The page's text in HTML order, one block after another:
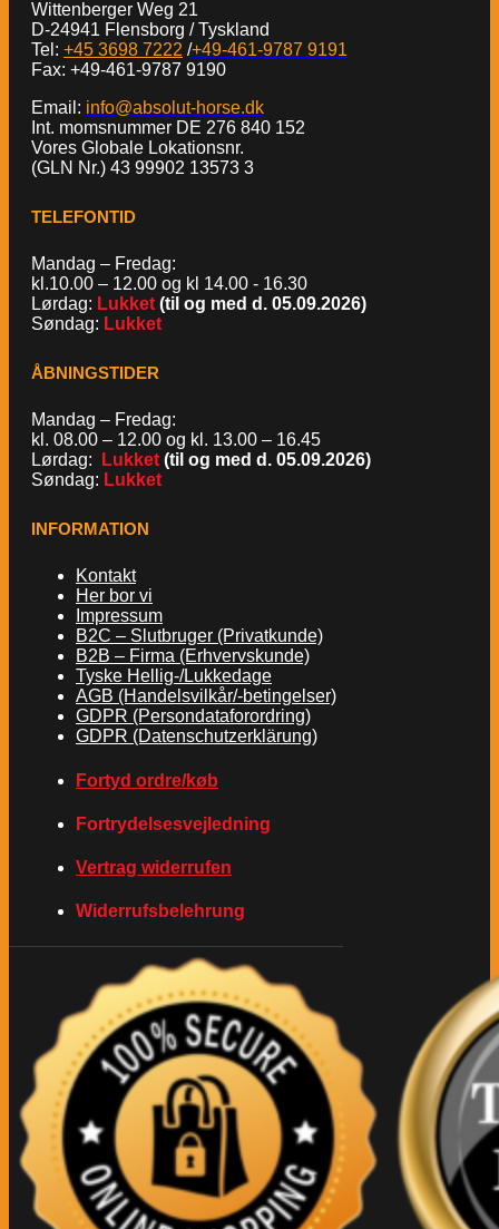
Wittenberger Weg 21
D-24941 Flensborg / Tyskland
Tel: +45 3698 7222 /+49-461-9787 9191
Fax: +49-461-9787 9190
Email: info@absolut-horse.dk
Int. momsnummer DE 276 840 152
Vores Globale Lokationsnr.
(GLN Nr.) 43 99902 13573 3
TELEFONTID
Mandag – Fredag:
kl.10.00 – 12.00 og kl 14.00 - 16.30
Lørdag: Lukket (til og med d. 05.09.2026)
Søndag: Lukket
ÅBNINGSTIDER
Mandag – Fredag:
kl. 08.00 – 12.00 og kl. 13.00 – 16.45
Lørdag:
Lukket (til og med d. 05.09.2026)
Søndag: Lukket
INFORMATION
Kontakt
Her bor vi
Impressum
B2C – Slutbruger (Privatkunde)
B2B – Firma (Erhvervskunde)
Tyske Hellig-/Lukkedage
AGB (Handelsvilkår/-betingelser)
GDPR (Persondataforordring)
GDPR (Datenschutzerklärung)
Fortyd ordre/køb
Fortrydelsesvejledning
Vertrag widerrufen
Widerrufsbelehrung